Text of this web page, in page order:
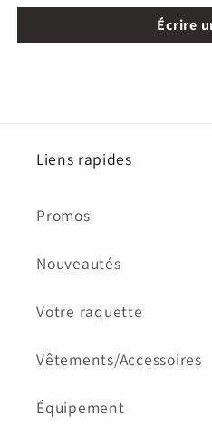
Écrire
Liens rapides
Promos
Nouveautés
Votre raquette
Vêtements/Accessoires
Équipement